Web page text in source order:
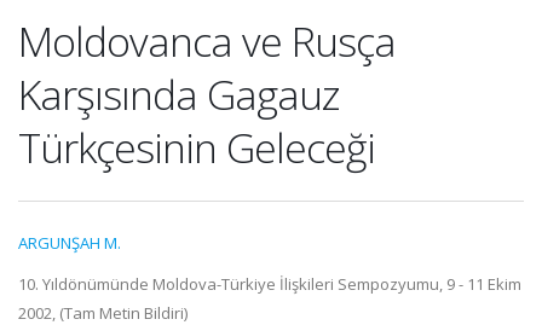
Moldovanca ve Rusça
Karşısında Gagauz
Türkçesinin Geleceği
ARGUNŞAH M.
10. Yıldönümünde Moldova-Türkiye İlişkileri Sempozyumu, 9 - 11 Ekim
2002, (Tam Metin Bildiri)